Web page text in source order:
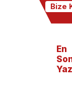
Bize
Ana
En